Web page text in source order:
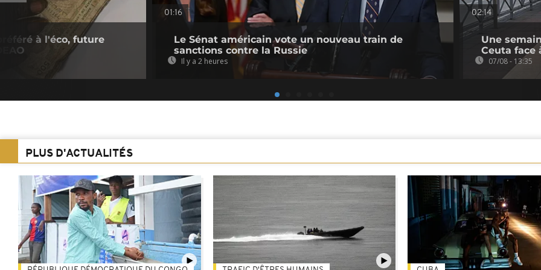
à l'éco, future
01:16
Le Sénat américain vote un nouveau train de
sanctions contre la Russie
Il y a 2 heures
02:14
Une
Ceuta face
07/08 - 13:35
PLUS D'ACTUALITÉS